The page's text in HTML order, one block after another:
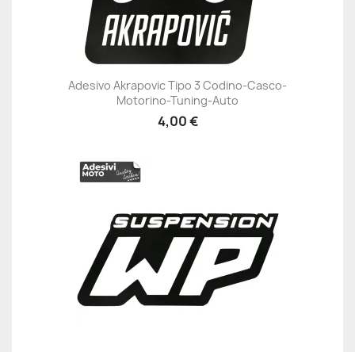
Adesivo Akrapovic Tipo 3 Codino-Casco-
Motorino-Tuning-Auto
4,00 €